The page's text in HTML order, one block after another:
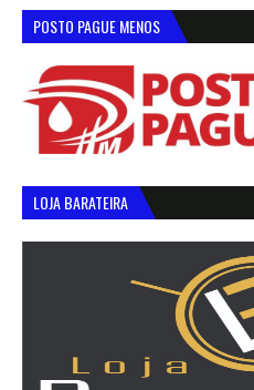
POSTO PAGUE MENOS
LOJA BARATEIRA